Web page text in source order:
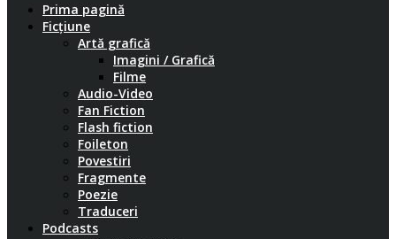
Prima pagină
Ficțiune
Artă grafică
Imagini / Grafică
Filme
Audio-Video
Fan Fiction
Flash fiction
Foileton
Povestiri
Fragmente
Poezie
Traduceri
Podcasts